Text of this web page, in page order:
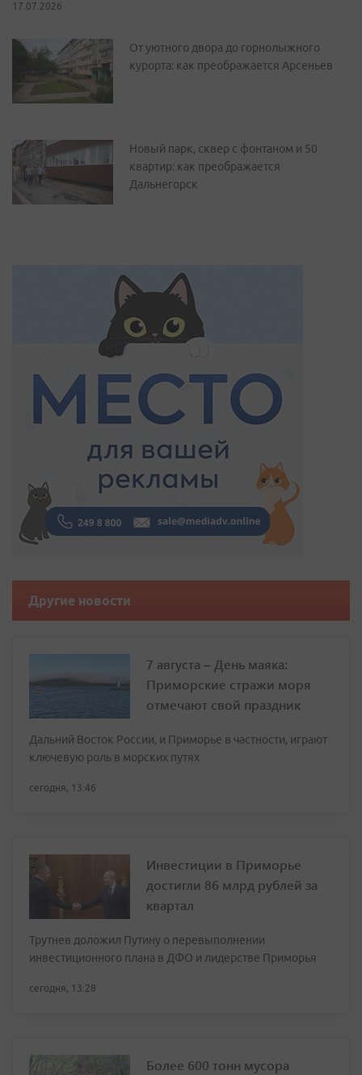
17.07.2026
От уютного двора до горнолыжного
курорта: как преображается Арсеньев
Новый парк, сквер с фонтаном и 50
квартир: как преображается
Дальнегорск
Другие новости
7 августа – День маяка:
Приморские стражи моря
отмечают свой праздник
Дальний Восток России, и Приморье в частности, играют
ключевую роль в морских путях
сегодня, 13:46
Инвестиции в Приморье
достигли 86 млрд рублей за
квартал
Трутнев доложил Путину о перевыполнении
инвестиционного плана в ДФО и лидерстве Приморья
сегодня, 13:28
Более 600 тонн мусора